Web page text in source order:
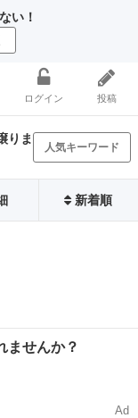
い！
ログイン 投稿
りま
人気キーワード
新着順
ませんか？
Ad